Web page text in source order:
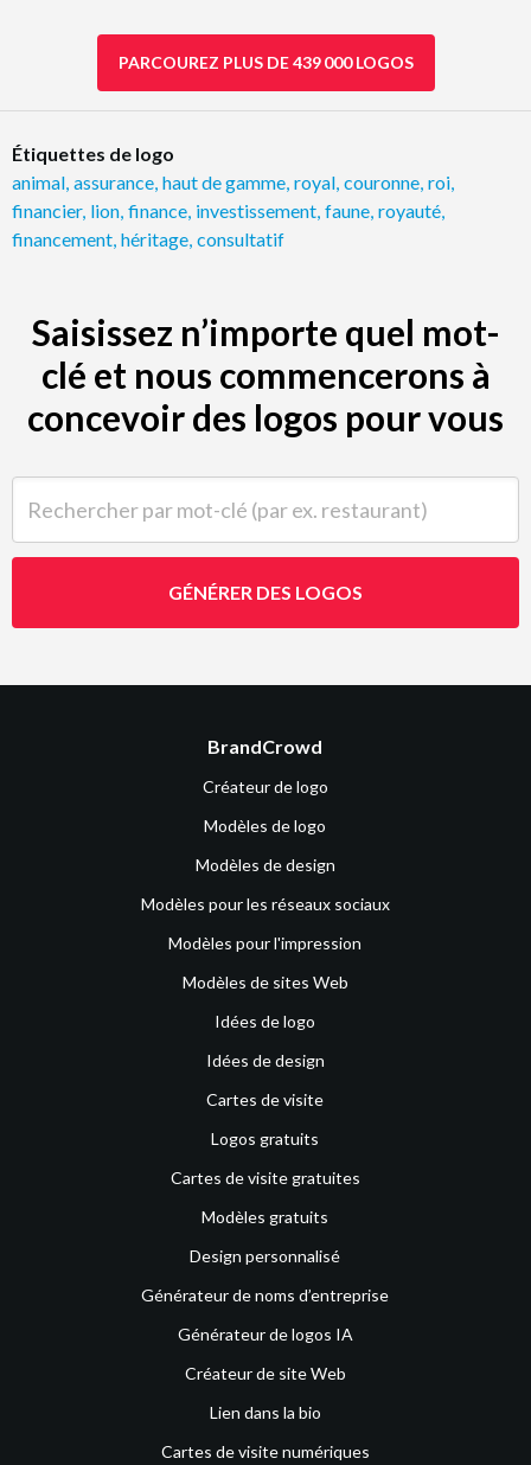
PARCOUREZ PLUS DE 439 000 LOGOS
Étiquettes de logo
animal assurance haut de gamme royal couronne roi
financier, lion finance investissement faune royauté
financement héritage consultatif
Saisissez n’importe quel mot-
clé et nous commencerons à
concevoir des logos pour vous
GÉNÉRER DES LOGOS
BrandCrowd
Créateur de logo
Modèles de logo
Modèles de design
Modèles pour les réseaux sociaux
Modèles pour l'impression
Modèles de sites Web
Idées de logo
Idées de design
Cartes de visite
Logos gratuits
Cartes de visite gratuites
Modèles gratuits
Design personnalisé
Générateur de noms d’entreprise
Générateur de logos IA
Créateur de site Web
Lien dans la bio
Cartes de visite numériques